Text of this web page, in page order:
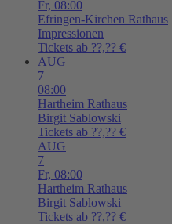
Fr, 08:00
Efringen-Kirchen Rathaus
Impressionen
Tickets ab ??,?? €
AUG
7
08:00
Hartheim Rathaus
Birgit Sablowski
Tickets ab ??,?? €
AUG
7
Fr, 08:00
Hartheim Rathaus
Birgit Sablowski
Tickets ab ??,?? €